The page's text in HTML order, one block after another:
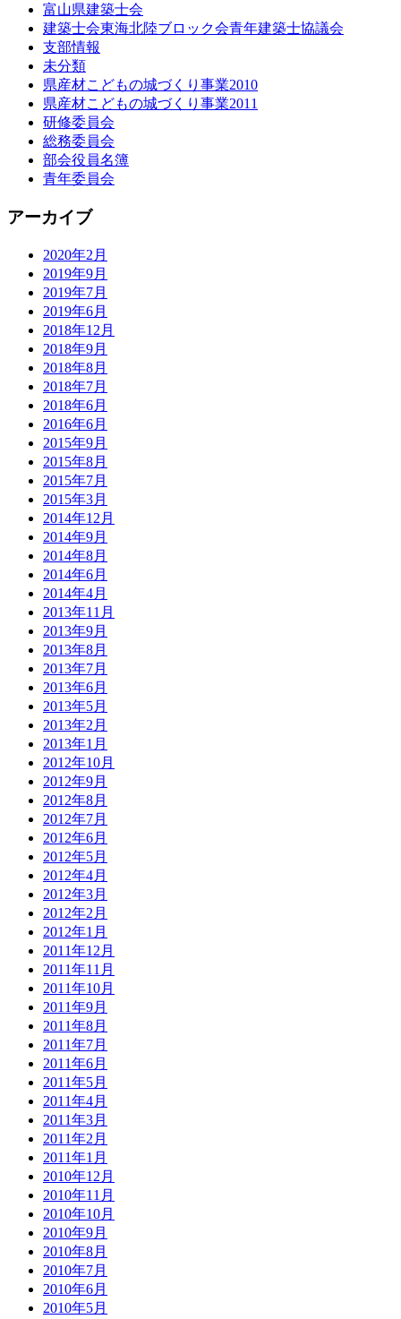
富山県建築士会
建築士会東海北陸ブロック会青年建築士協議会
支部情報
未分類
県産材こどもの城づくり事業2010
県産材こどもの城づくり事業2011
研修委員会
総務委員会
部会役員名簿
青年委員会
アーカイブ
2020年2月
2019年9月
2019年7月
2019年6月
2018年12月
2018年9月
2018年8月
2018年7月
2018年6月
2016年6月
2015年9月
2015年8月
2015年7月
2015年3月
2014年12月
2014年9月
2014年8月
2014年6月
2014年4月
2013年11月
2013年9月
2013年8月
2013年7月
2013年6月
2013年5月
2013年2月
2013年1月
2012年10月
2012年9月
2012年8月
2012年7月
2012年6月
2012年5月
2012年4月
2012年3月
2012年2月
2012年1月
2011年12月
2011年11月
2011年10月
2011年9月
2011年8月
2011年7月
2011年6月
2011年5月
2011年4月
2011年3月
2011年2月
2011年1月
2010年12月
2010年11月
2010年10月
2010年9月
2010年8月
2010年7月
2010年6月
2010年5月